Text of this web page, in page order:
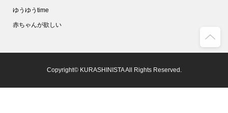
ゆうゆうtime
赤ちゃんが欲しい
Copyright© KURASHINISTA All Rights Reserved.